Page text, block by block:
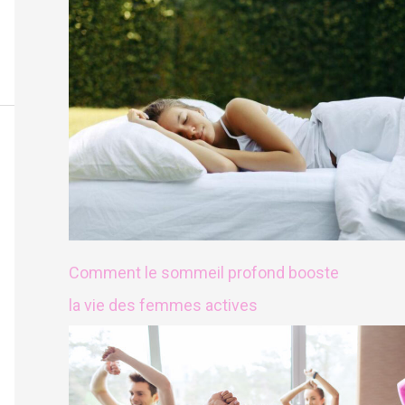
Comment le sommeil profond booste
la vie des femmes actives